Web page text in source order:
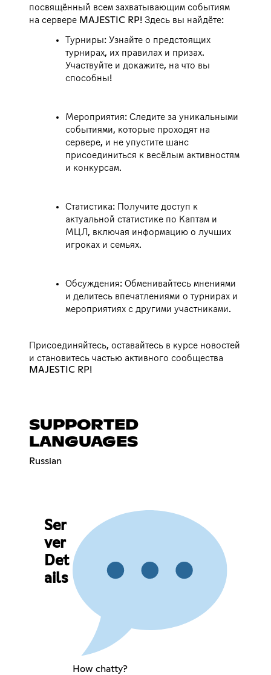
посвящённый всем захватывающим событиям
на сервере MAJESTIC RP! Здесь вы найдёте:
Турниры: Узнайте о предстоящих
турнирах, их правилах и призах.
Участвуйте и докажите, на что вы
способны!
Мероприятия: Следите за уникальными
событиями, которые проходят на
сервере, и не упустите шанс
присоединиться к весёлым активностям
и конкурсам.
Статистика: Получите доступ к
актуальной статистике по Каптам и
МЦЛ, включая информацию о лучших
игроках и семьях.
Обсуждения: Обменивайтесь мнениями
и делитесь впечатлениями о турнирах и
мероприятиях с другими участниками.
Присоединяйтесь, оставайтесь в курсе новостей
и становитесь частью активного сообщества
MAJESTIC RP!
SUPPORTED
LANGUAGES
Russian
Ser
ver
Det
ails
How chatty?